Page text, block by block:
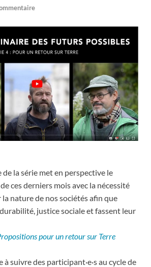
la série met en perspective le
ces derniers mois avec la nécessité
nature de nos sociétés afin que
justice sociale et fassent leur
pour un retour sur Terre
suivre des participant·e·s au cycle de